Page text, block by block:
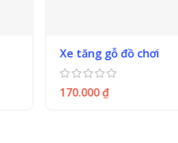
Bộ 4 xe gỗ xây dựng
980.000